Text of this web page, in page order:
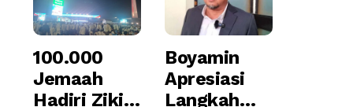
100.000
Jemaah
Hadiri Zikir
Boyamin
Apresiasi
Langkah